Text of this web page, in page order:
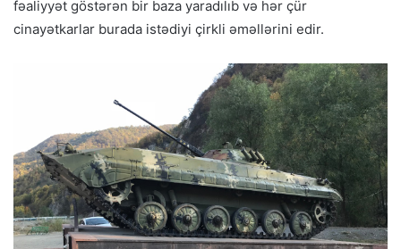
fəaliyyət göstərən bir baza yaradılıb və hər çür
cinayətkarlar burada istədiyi çirkli əməllərini edir.